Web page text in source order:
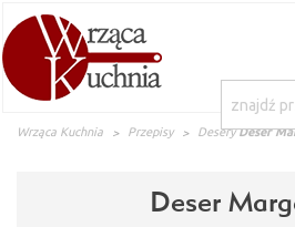
Wrząca Kuchnia Przepisy Desery Deser
Deser